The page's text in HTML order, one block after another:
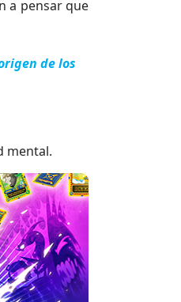
a pensar que
de los
mental.